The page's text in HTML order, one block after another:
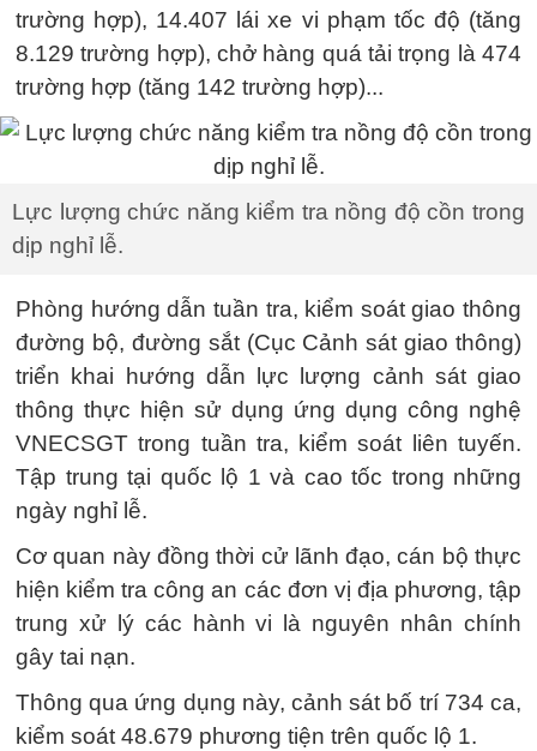
trường hợp), 14.407 lái xe vi phạm tốc độ (tăng
8.129 trường hợp), chở hàng quá tải trọng là 474
trường hợp (tăng 142 trường hợp)...
Lực lượng chức năng kiểm tra nồng độ cồn trong
dịp nghỉ lễ.
Phòng hướng dẫn tuần tra, kiểm soát giao thông
đường bộ, đường sắt (Cục Cảnh sát giao thông)
triển khai hướng dẫn lực lượng cảnh sát giao
thông thực hiện sử dụng ứng dụng công nghệ
VNECSGT trong tuần tra, kiểm soát liên tuyến.
Tập trung tại quốc lộ 1 và cao tốc trong những
ngày nghỉ lễ.
Cơ quan này đồng thời cử lãnh đạo, cán bộ thực
hiện kiểm tra công an các đơn vị địa phương, tập
trung xử lý các hành vi là nguyên nhân chính
gây tai nạn.
Thông qua ứng dụng này, cảnh sát bố trí 734 ca,
kiểm soát 48.679 phương tiện trên quốc lộ 1.